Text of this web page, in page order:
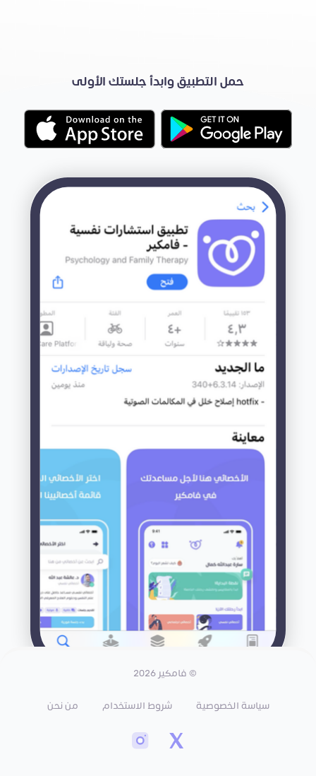
حمل التطبيق وابدأ جلستك الأولى
© فامكير 2026
سياسة الخصوصية شروط الاستخدام من نحن